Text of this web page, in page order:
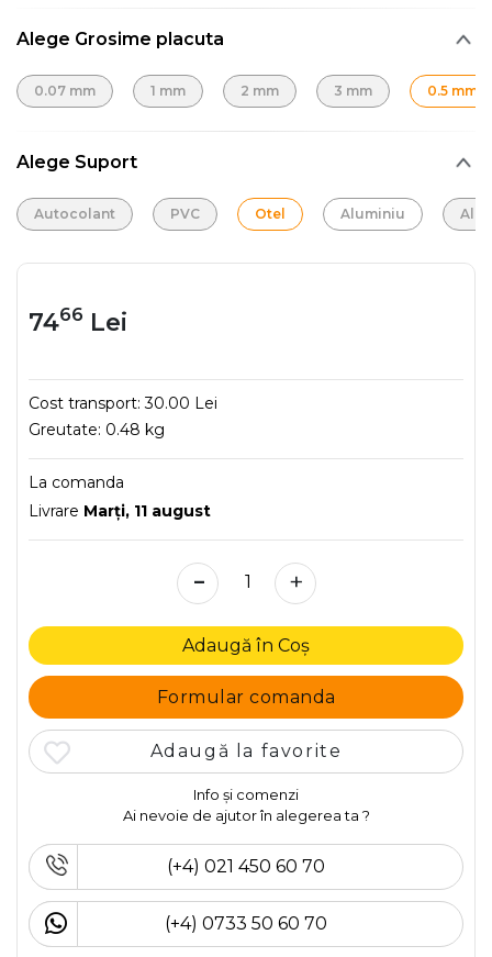
Alege Grosime placuta
0.07 mm 1 mm 2 mm 3 mm 0.5 mm
Alege Suport
Autocolant PVC Otel Aluminiu
7466 Lei
Cost transport:30.00 Lei
Greutate: 0.48 kg
La comanda
Livrare Marţi, 11 august
- +
Adaugă în Coș
Formular comanda
Adaugă la favorite
Info și comenzi
Ai nevoie de ajutor în alegerea ta ?
(+4) 021 450 60 70
(+4) 0733 50 60 70